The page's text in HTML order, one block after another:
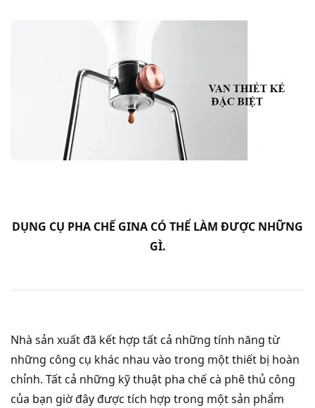
DỤNG CỤ PHA CHẾ GINA CÓ THỂ LÀM ĐƯỢC NHỮNG
GÌ.
Nhà sản xuất đã kết hợp tất cả những tính năng từ
những công cụ khác nhau vào trong một thiết bị hoàn
chỉnh. Tất cả những kỹ thuật pha chế cà phê thủ công
của bạn giờ đây được tích hợp trong một sản phẩm